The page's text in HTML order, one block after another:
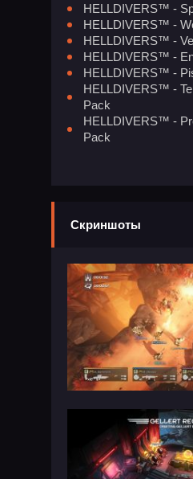
HELLDIVERS™ -
HELLDIVERS™ -
HELLDIVERS™ -
HELLDIVERS™ -
HELLDIVERS™ -
HELLDIVERS™ -
Pack
HELLDIVERS™ -
Pack
Скриншоты